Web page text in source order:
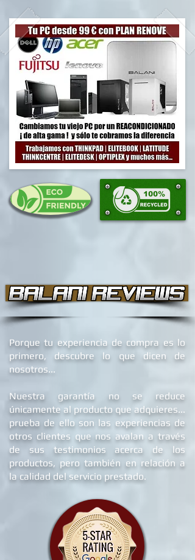
Porque tu experiencia de compra es lo
primero, descubre lo que dicen de
Nuestra garantía no se reduce
únicamente al producto que adquieres...
prueba de ello son las experiencias de
otros clientes que nos avalan a través
de sus testimonios acerca de los
productos, pero también en relación a
la calidad del servicio prestado.